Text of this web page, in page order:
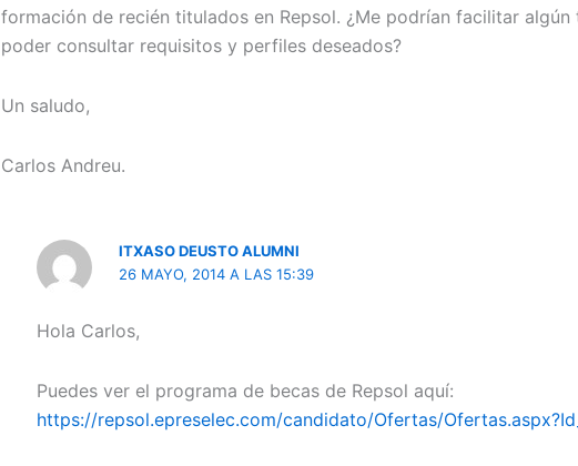
formación de recién titulados en Repsol. ¿Me podrían facilitar
poder consultar requisitos y perfiles deseados?
Un saludo,
Carlos Andreu.
ITXASO DEUSTO ALUMNI
26 MAYO, 2014 A LAS 15:39
Hola Carlos,
Puedes ver el programa de becas de Repsol aquí:
https://repsol.epreselec.com/candidato/Ofertas/